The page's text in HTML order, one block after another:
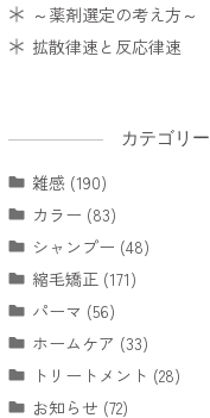
～薬剤選定の考え方～
拡散律速と反応律速
カテゴリー
雑感 (190)
カラー (83)
シャンプー (48)
縮毛矯正 (171)
パーマ (56)
ホームケア (33)
トリートメント (28)
お知らせ (72)